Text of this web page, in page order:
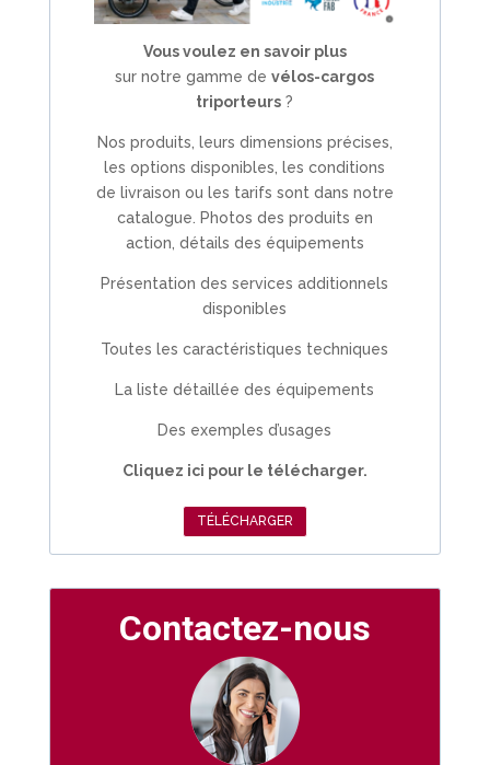
Vous voulez en savoir plus
sur notre gamme devélos-cargos
triporteurs ?
Nos produits, leurs dimensions précises,
les options disponibles, les conditions
de livraison ou les tarifs sont dans notre
catalogue. Photos des produits en
action, détails des équipements
Présentation des services additionnels
disponibles
Toutes les caractéristiques techniques
La liste détaillée des équipements
Des exemples d’usages
Cliquez ici pour le télécharger.
TÉLÉCHARGER
Contactez-nous